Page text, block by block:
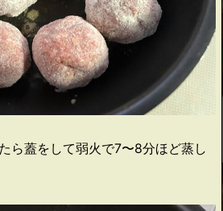
ら蓋をして弱火で7〜8分ほど蒸し